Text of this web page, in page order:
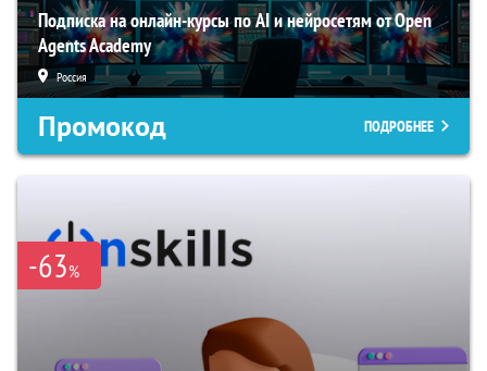
Подписка на онлайн-курсы по AI и нейросетям от Open
Agents Academy
Россия
Промокод ПОДРОБНЕЕ
-63%